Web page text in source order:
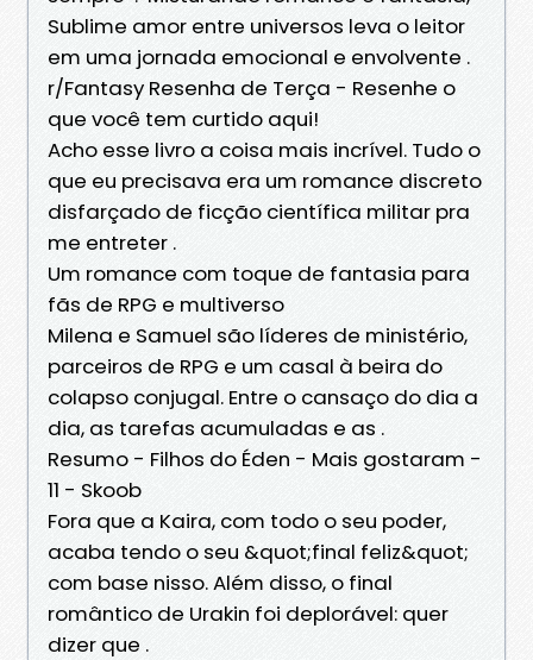
Sublime amor entre universos leva o leitor
em uma jornada emocional e envolvente .
r/Fantasy Resenha de Terça - Resenhe o
que você tem curtido aqui!
Acho esse livro a coisa mais incrível. Tudo o
que eu precisava era um romance discreto
disfarçado de ficção científica militar pra
me entreter .
Um romance com toque de fantasia para
fãs de RPG e multiverso
Milena e Samuel são líderes de ministério,
parceiros de RPG e um casal à beira do
colapso conjugal. Entre o cansaço do dia a
dia, as tarefas acumuladas e as .
Resumo - Filhos do Éden - Mais gostaram -
11 - Skoob
Fora que a Kaira, com todo o seu poder,
acaba tendo o seu &quot;final feliz&quot;
com base nisso. Além disso, o final
romântico de Urakin foi deplorável: quer
dizer que .